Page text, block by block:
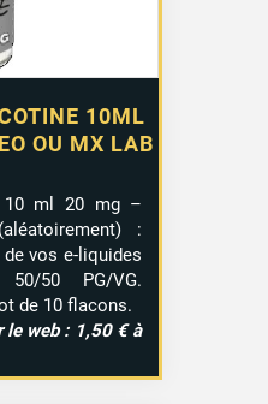
10ML
OU MX LAB
10 ml 20 mg –
:
vos e-liquides
50 PG/VG.
de 10 flacons.
le web : 1,50 € à